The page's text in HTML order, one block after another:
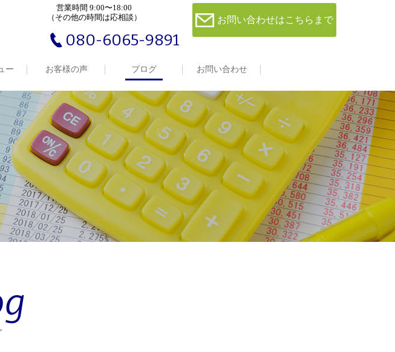
営業時間 9:00〜18:00
（その他の時間は応相談）
080-6065-9891
お問い合わせはこちらまで
ー お客様の声 ブログ お問い合わせ